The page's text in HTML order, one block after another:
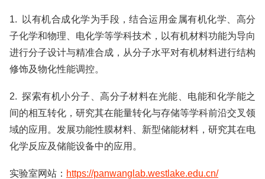
1. 以有机合成化学为手段，结合运用金属有机化学、高分
子化学和物理、电化学等学科技术，以有机材料功能为导向
进行分子设计与精准合成，从分子水平对有机材料进行结构
修饰及物化性能调控。
2. 探索有机小分子、高分子材料在光能、电能和化学能之
间的相互转化，研究其在能量转化与存储等学科前沿交叉领
域的应用。发展功能性膜材料、新型储能材料，研究其在电
化学反应及储能设备中的应用。
实验室网站： https://panwanglab.westlake.edu.cn/